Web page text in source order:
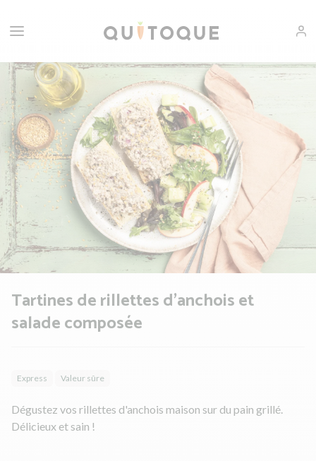
Tartines de rillettes d'anchois et
salade composée
Express Valeur sûre
Dégustez vos rillettes d'anchois maison sur du pain grillé.
Délicieux et sain !